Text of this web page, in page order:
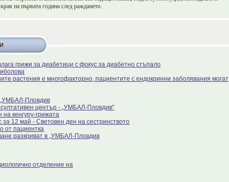
на първата година след раждането.
грижи за диабетици с фокус за диабетно стъпало
растения е многофакторно, пациентите с ендокринни заболявания могат
Пловдив
център - „УМБАЛ-Пловдив"
кенгуру-грижата
за 12 май - Световен ден на сестринството
от пациентка
разкриват в „УМБАЛ-Пловдив
отделение на